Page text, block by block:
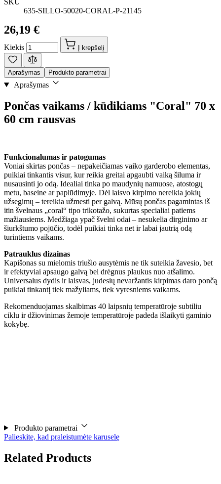
635-SILLO-50020-CORAL-P-21145
26,19 €
Kiekis Į krepšelį
Aprašymas Produkto parametrai
Aprašymas
Pončas vaikams / kūdikiams "Coral" 70 x
60 cm rausvas
Funkcionalumas ir patogumas
Voniai skirtas pončas – nepakeičiamas vaiko garderobo elementas,
puikiai tinkantis visur, kur reikia greitai apgaubti vaiką šiluma ir
nusausinti jo odą. Idealiai tinka po maudynių namuose, atostogų
metu, baseine ar paplūdimyje. Dėl laisvo kirpimo nereikia jokių
užsegimų – tereikia užmesti per galvą. Mūsų pončas pagamintas iš
itin švelnaus „coral“ tipo trikotažo, sukurtas specialiai patiems
mažiausiems. Medžiaga ypač švelni odai – nesukelia dirginimo ar
šiurkštumo pojūčio, todėl puikiai tinka net ir labai jautrią odą
turintiems vaikams.
Patrauklus dizainas
Kapišonas su mielomis triušio ausytėmis ne tik suteikia žavesio, bet
ir efektyviai apsaugo galvą bei drėgnus plaukus nuo atšalimo.
Universalus dydis ir laisvas, judesių nevaržantis kirpimas daro pončą
puikiai tinkantį tiek mažyliams, tiek vyresniems vaikams.
Rekomenduojamas skalbimas 40 laipsnių temperatūroje subtiliu
ciklu ir džiovinimas žemoje temperatūroje padeda išlaikyti gaminio
kokybę.
Produkto parametrai
Palieskite, kad praleistumėte karuselę
Related Products